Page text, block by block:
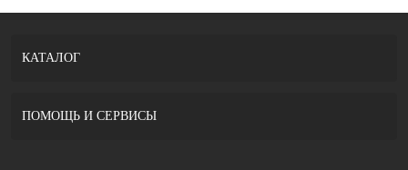
КАТАЛОГ
ПОМОЩЬ И СЕРВИСЫ